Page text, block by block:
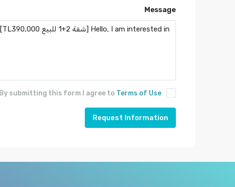
Message
By submitting this form I agree to Terms of Use
Request Information